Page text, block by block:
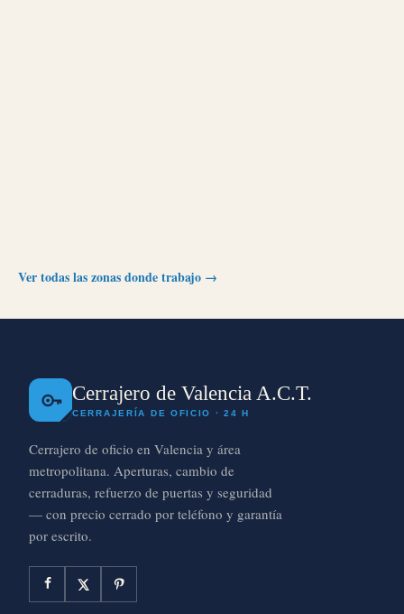
Ver todas las zonas donde trabajo →
Cerrajero de Valencia A.C.T.
CERRAJERÍA DE OFICIO · 24 H
Cerrajero de oficio en Valencia y área
metropolitana. Aperturas, cambio de
cerraduras, refuerzo de puertas y seguridad
— con precio cerrado por teléfono y garantía
por escrito.